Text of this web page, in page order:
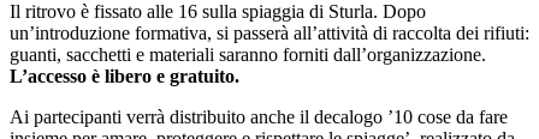
Il ritrovo è fissato alle 16 sulla spiaggia di Sturla. Dopo
un’introduzione formativa, si passerà all’attività di raccolta dei rifiuti:
guanti, sacchetti e materiali saranno forniti dall’organizzazione.
L’accesso è libero e gratuito.
Ai partecipanti verrà distribuito anche il decalogo ’10 cose da fare